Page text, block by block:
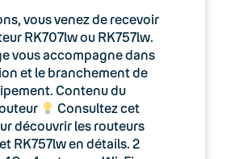
Apps
for Teams
Phone
Keyyo Phone — Enregistrement
vous venez de recevoir
RK707lw ou RK757lw.
vous accompagne dans
et le branchement de
Contenu du
Consultez cet
découvrir les routeurs
RK757lw en détails. 2